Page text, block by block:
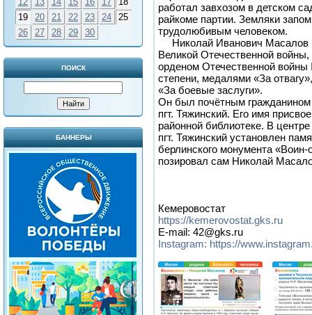
19
20 21 22 23 24
25
26
27 28 29 30
ПОИСК
БАННЕРЫ
работал завхозом в детском
райкоме партии. Земляки
трудолюбивым человеком.
Николай Иванович Масалов
Великой Отечественной
орденом Отечественной
степени, медалями «За
«За боевые заслуги».
Он был почётным гражданином
пгт. Тяжинский. Его имя
районной библиотеке. В центре
пгт. Тяжинский установлен
берлинского монумента «Воин-
позировал сам Николай
Кемеровостат
https://kemerovostat.gks.ru
E-mail: 42@gks.ru
Instagram: https://